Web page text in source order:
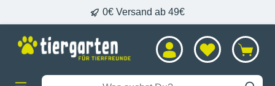
0€ Versand ab 49€